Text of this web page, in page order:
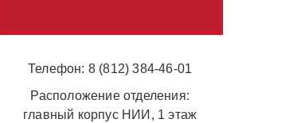
Телефон: 8 (812) 384-46-01
Расположение отделения:
главный корпус НИИ, 1 этаж